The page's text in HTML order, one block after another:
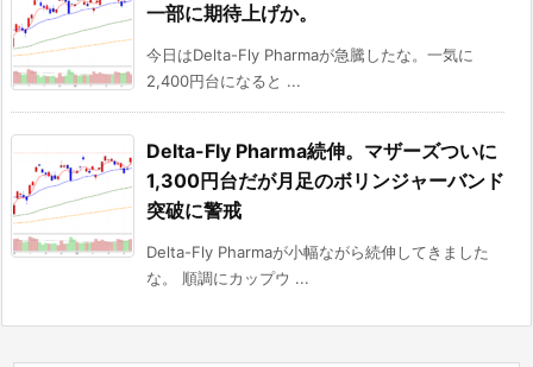
一部に期待上げか。
今日はDelta-Fly Pharmaが急騰したな。一気に
2,400円台になると ...
Delta-Fly Pharma続伸。マザーズついに
1,300円台だが月足のボリンジャーバンド
突破に警戒
Delta-Fly Pharmaが小幅ながら続伸してきました
な。 順調にカップウ ...